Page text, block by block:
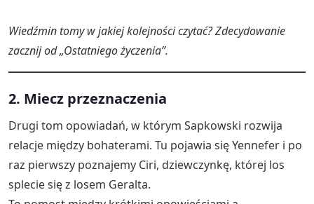
Wiedźmin tomy w jakiej kolejności czytać? Zdecydowanie
zacznij od „Ostatniego życzenia”.
2. Miecz przeznaczenia
Drugi tom opowiadań, w którym Sapkowski rozwija
relacje między bohaterami. Tu pojawia się Yennefer i po
raz pierwszy poznajemy Ciri, dziewczynkę, której los
splecie się z losem Geralta.